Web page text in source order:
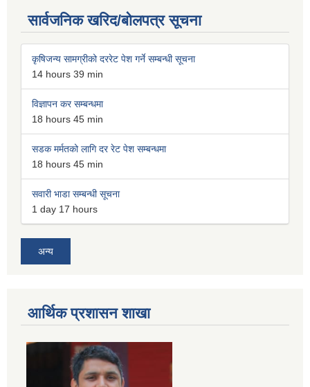
सार्वजनिक खरिद/बोलपत्र सूचना
कृषिजन्य सामग्रीको दररेट पेश गर्ने सम्बन्धी सूचना
14 hours 39 min
विज्ञापन कर सम्बन्धमा
18 hours 45 min
सडक मर्मतको लागि दर रेट पेश सम्बन्धमा
18 hours 45 min
सवारी भाडा सम्बन्धी सूचना
1 day 17 hours
अन्य
आर्थिक प्रशासन शाखा